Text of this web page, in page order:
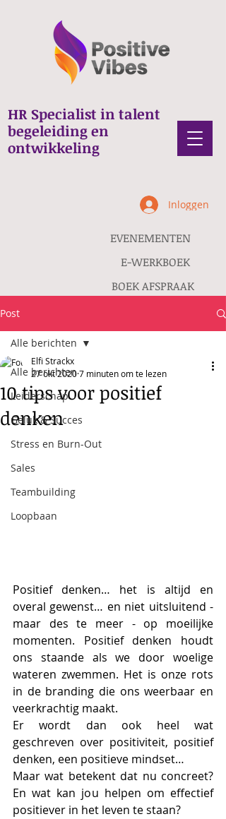
HR Specialist in talent
begeleiding en
ontwikkeling
BOEK AFSPRAAK
E-WERKBOEK
Inloggen
EVENEMENTEN
Post
Alle berichten
Leiderschap
Geluk & Succes
Stress en Burn-Out
Sales
Teambuilding
Loopbaan
Alle berichten
10 tips voor positief
denken
Elfi Strackx
27 okt 20207 minuten om te lezen
Positief denken… het is altijd en
overal gewenst… en niet uitsluitend -
maar des te meer - op moeilijke
momenten. Positief denken houdt
ons staande als we door woelige
wateren zwemmen. Het is onze rots
in de branding die ons weerbaar en
veerkrachtig maakt.
Er wordt dan ook heel wat
geschreven over positiviteit, positief
denken, een positieve mindset…
Maar wat betekent dat nu concreet?
En wat kan jou helpen om effectief
positiever in het leven te staan?